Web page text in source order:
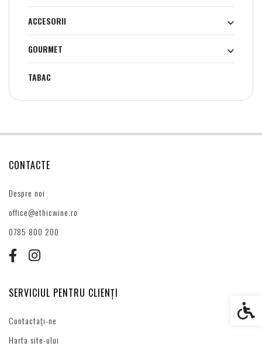
ACCESORII
GOURMET
TABAC
CONTACTE
Despre noi
office@ethicwine.ro
0785 800 200
SERVICIUL PENTRU CLIENȚI
Contactați-ne
Harta site-ului
Setări